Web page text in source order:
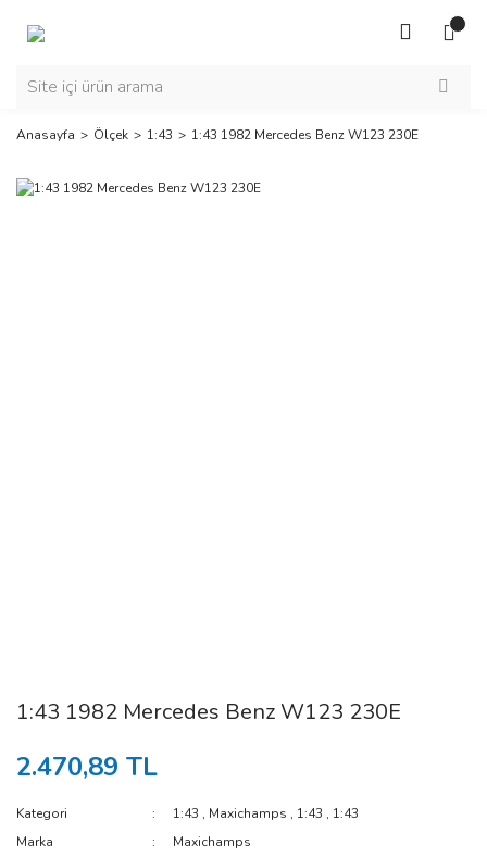
Anasayfa Ölçek 1:43 1:43 1982 Mercedes Benz W123 230E
1:43 1982 Mercedes Benz W123 230E
2.470,89 TL
Kategori 1:43 , Maxichamps , 1:43 , 1:43
Marka
Maxichamps